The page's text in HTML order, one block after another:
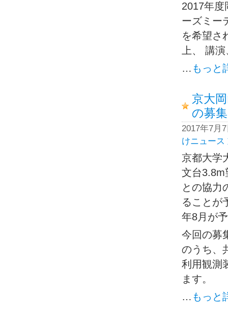
2017年度
ーズミー
を希望さ
上、 講
… もっと
京大
の募集
2017年7月
けニュース
京都大学
文台3.8m
との協力
ることが
年8月が
今回の募
のうち、
利用観測
ます。
… もっと